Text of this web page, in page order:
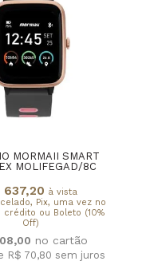
MORMAII SMART
MOLIFEGAD/8C
637,20 à vista
Pix, uma vez no
crédito ou Boleto (10%
Off)
R$ 70,80 sem juros